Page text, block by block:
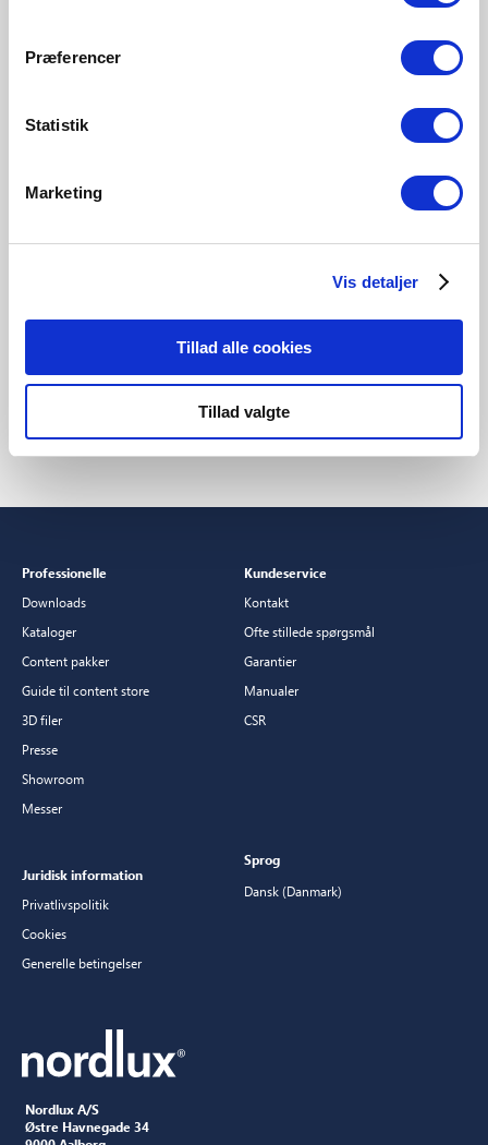
Præferencer
Statistik
Marketing
Vis detaljer
Tillad alle cookies
Tillad valgte
Opsætning: Smart -pære
Udforsk alle Nordlux
Smart-produkter
Nordlux A/S
Østre Havnegade 34
Professionelle
Downloads
Kataloger
Content pakker
Guide til content store
3D filer
Presse
Showroom
Messer
Kundeservice
Kontakt
Ofte stillede spørgsmål
Garantier
Manualer
CSR
Juridisk information
Privatlivspolitik
Cookies
Generelle betingelser
Sprog
Dansk (Danmark)